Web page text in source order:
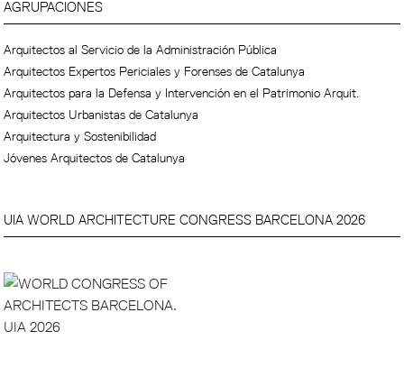
AGRUPACIONES
Arquitectos al Servicio de la Administración Pública
Arquitectos Expertos Periciales y Forenses de Catalunya
Arquitectos para la Defensa y Intervención en el Patrimonio Arquit.
Arquitectos Urbanistas de Catalunya
Arquitectura y Sostenibilidad
Jóvenes Arquitectos de Catalunya
UIA WORLD ARCHITECTURE CONGRESS BARCELONA 2026